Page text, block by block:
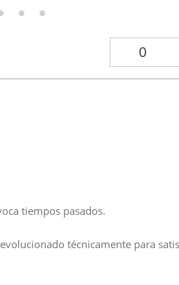
tiempos pasados.
técnicamente para